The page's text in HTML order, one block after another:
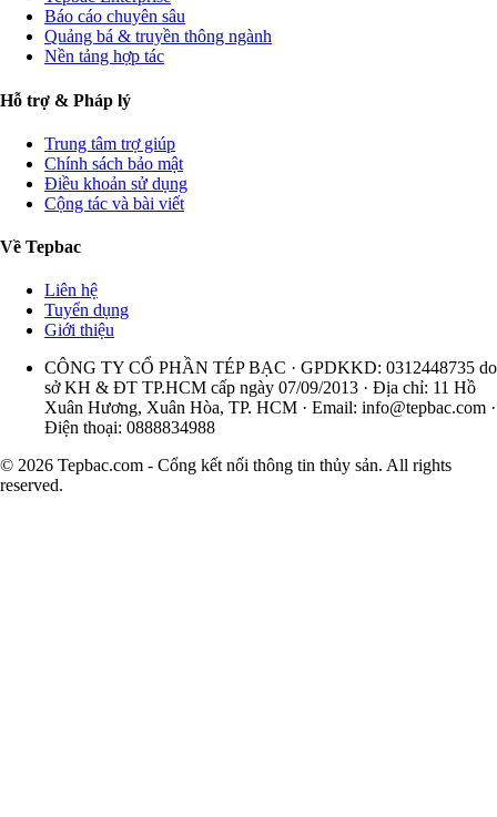
Báo cáo chuyên sâu
Quảng bá & truyền thông ngành
Nền tảng hợp tác
Hỗ trợ & Pháp lý
Trung tâm trợ giúp
Chính sách bảo mật
Điều khoản sử dụng
Cộng tác và bài viết
Về Tepbac
Liên hệ
Tuyển dụng
Giới thiệu
CÔNG TY CỔ PHẦN TÉP BẠC · GPDKKD: 0312448735 do
sở KH & ĐT TP.HCM cấp ngày 07/09/2013 · Địa chỉ: 11 Hồ
Xuân Hương, Xuân Hòa, TP. HCM · Email: info@tepbac.com ·
Điện thoại: 0888834988
© 2026 Tepbac.com - Cổng kết nối thông tin thủy sản. All rights
reserved.